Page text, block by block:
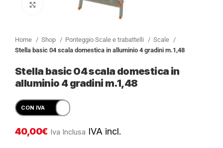
Clicca per ingrandire
Home Shop Ponteggio Scale e trabattelli
Scale
Stella basic 04 scala domestica in alluminio 4 gradini m.1,48
Stella basic 04 scala domestica in
alluminio 4 gradini m.1,48
40,00€ Iva Inclusa IVA incl.